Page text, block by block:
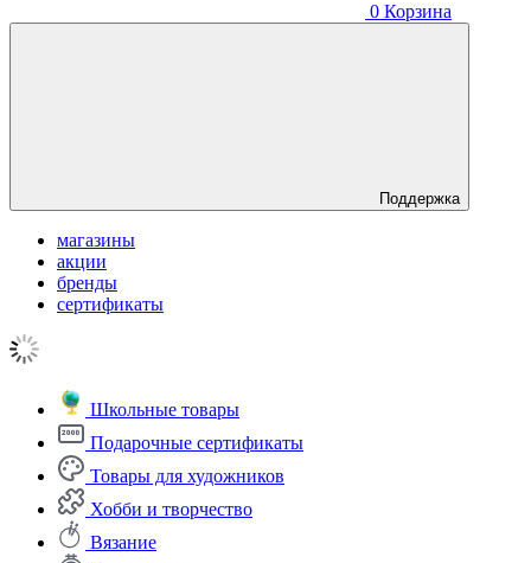
0 Корзина
Поддержка
магазины
акции
бренды
сертификаты
Школьные товары
Подарочные сертификаты
Товары для художников
Хобби и творчество
Вязание